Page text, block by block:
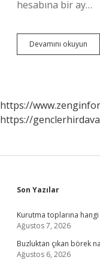
hesabına bir ay…
Devamını okuyun
1000
https://
https://
Sidebar
Son Yazılar
Kurutma toplarına hangi
Ağustos 7, 2026
Buzluktan çıkan börek
Ağustos 6, 2026